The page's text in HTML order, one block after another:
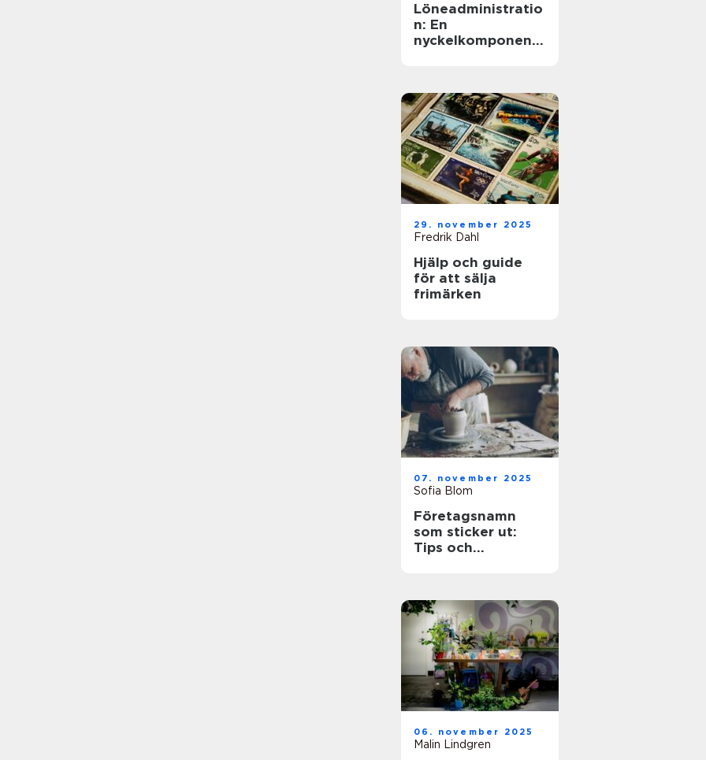
Löneadministratio
n: En
nyckelkomponent
29. november 2025
Fredrik Dahl
Hjälp och guide
för att sälja
frimärken
07. november 2025
Sofia Blom
Företagsnamn
som sticker ut:
Tips och
06. november 2025
Malin Lindgren